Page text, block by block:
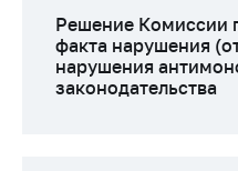
Личный прием
граждан и юр.
Прямaя
линия
Решение Комиссии
факта нарушения
нарушения
законодательства